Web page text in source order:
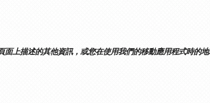
上描述的其他資訊，或您在使用我們的移動應用程式時的